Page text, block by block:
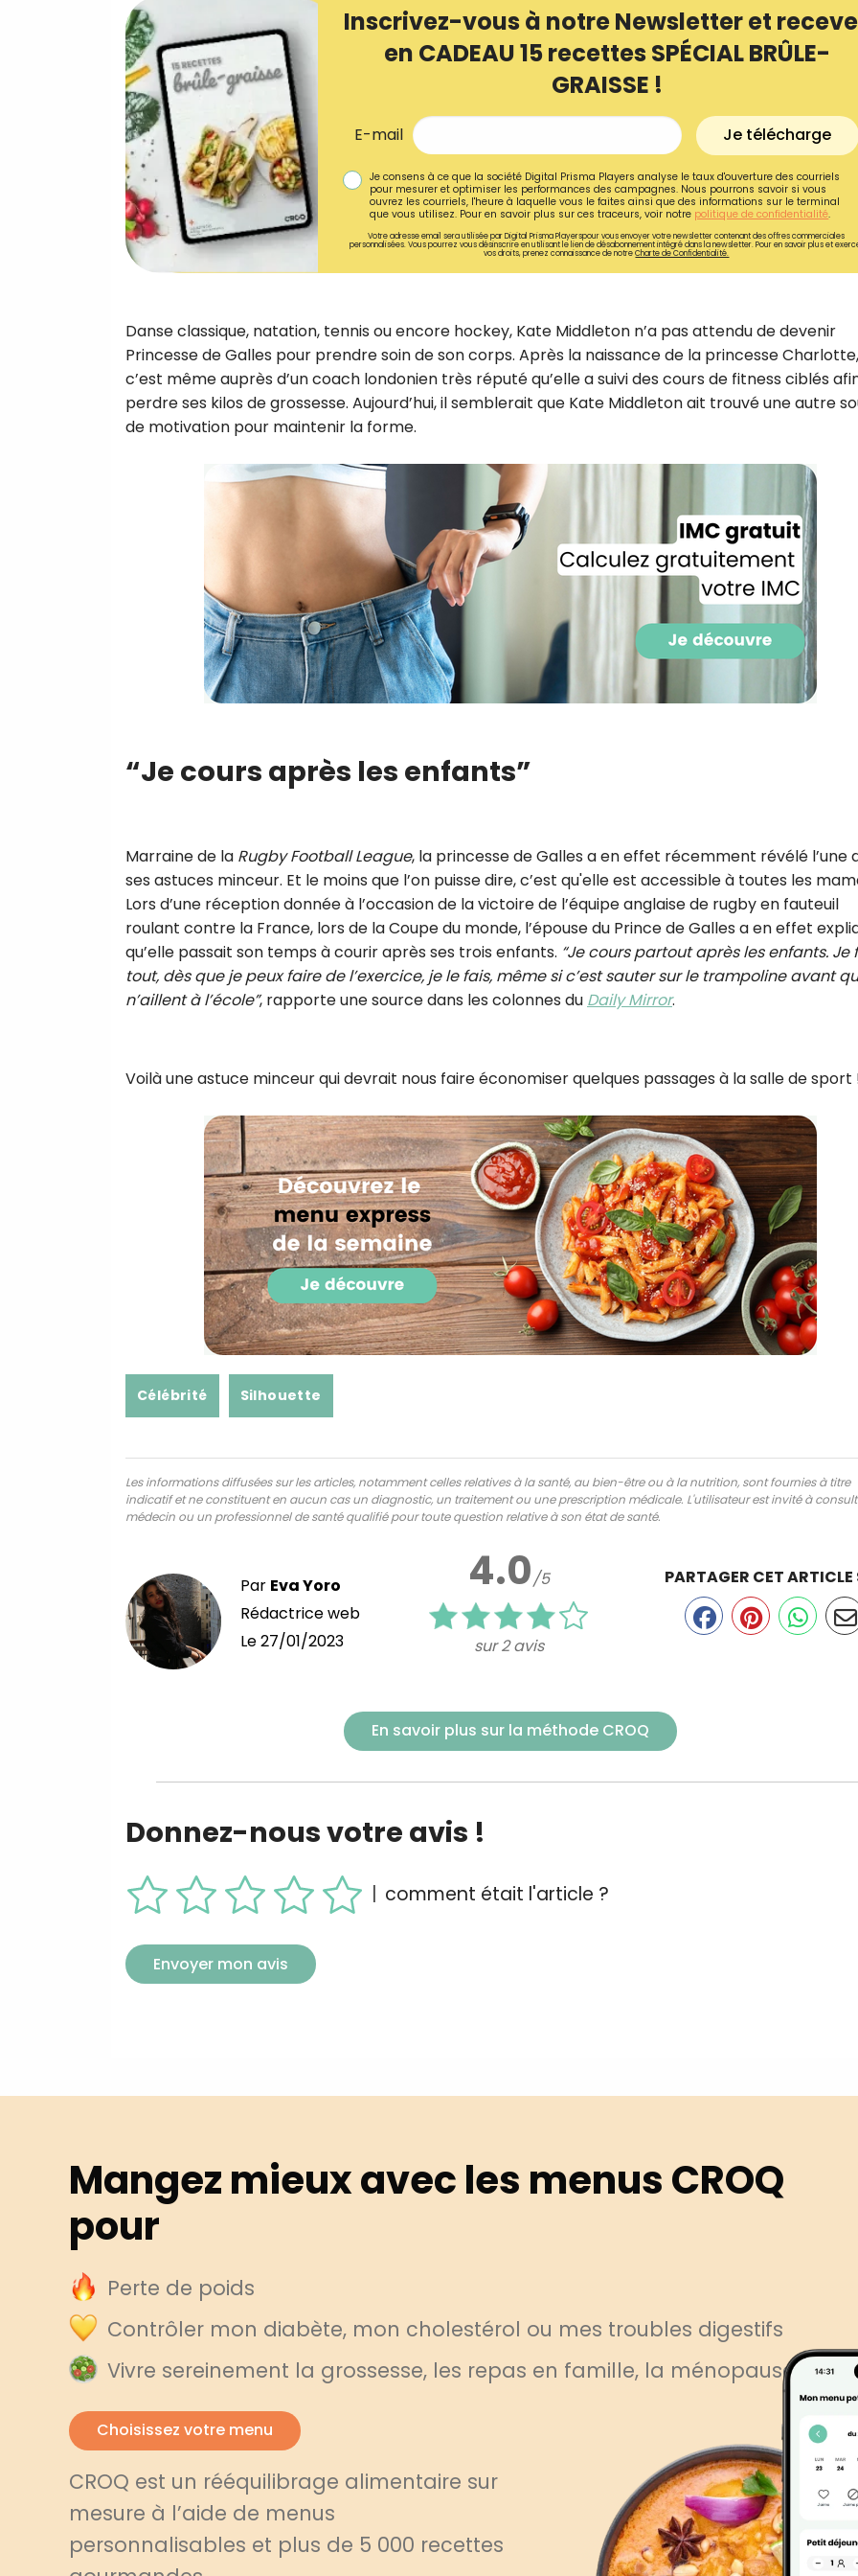
Inscrivez-vous à notre Newsletter et
en CADEAU 15 recettes SPÉCIAL BRÛLE-
GRAISSE !
E-mail Je télécharge
Je consens à ce que la société Digital Prisma Players analyse le taux d'ouverture des courriels
pour mesurer et optimiser les performances des campagnes. Nous pourrons savoir si vous
ouvrez les courriels, l'heure à laquelle vous le faites ainsi que des informations sur le terminal
que vous utilisez. Pour en savoir plus sur ces traceurs, voir notre politique de confidentialité.
Votre adresse email sera utilisée par Digital Prisma Playerspour vous envoyer votre newsletter contenant des offres commerciales
personnalisées. Vous pourrez vous désinscrire en utilisant le lien de désabonnement intégré dans la newsletter. Pour en savoir plus et
vos droits, prenez connaissance de notreCharte de Confidentialité.
Danse classique, natation, tennis ou encore hockey, Kate Middleton n’a pas attendu de devenir
Princesse de Galles pour prendre soin de son corps. Après la naissance de la princesse Charlotte,
c’est même auprès d’un coach londonien très réputé qu’elle a suivi des cours de fitness ciblés
perdre ses kilos de grossesse. Aujourd’hui, il semblerait que Kate Middleton ait trouvé une autre
de motivation pour maintenir la forme.
“Je cours après les enfants”
Marraine de la Rugby Football League, la princesse de Galles a en effet récemment révélé l’une
ses astuces minceur. Et le moins que l’on puisse dire, c’est qu'elle est accessible à toutes les
Lors d’une réception donnée à l’occasion de la victoire de l’équipe anglaise de rugby en fauteuil
roulant contre la France, lors de la Coupe du monde, l’épouse du Prince de Galles a en effet
qu’elle passait son temps à courir après ses trois enfants. “Je cours partout après les enfants. Je
tout, dès que je peux faire de l’exercice, je le fais, même si c’est sauter sur le trampoline avant
n’aillent à l’école”, rapporte une source dans les colonnes du Daily Mirror.
Voilà une astuce minceur qui devrait nous faire économiser quelques passages à la salle de sport
Célébrité Silhouette
Les informations diffusées sur les articles, notamment celles relatives à la santé, au bien-être ou à la nutrition, sont fournies à titre
indicatif et ne constituent en aucun cas un diagnostic, un traitement ou une prescription médicale. L'utilisateur est invité à
médecin ou un professionnel de santé qualifié pour toute question relative à son état de santé.
Par Eva Yoro
Rédactrice web
Le27/01/2023
4.0/5
sur 2 avis
PARTAGER CET ARTICLE
En savoir plus sur la méthode CROQ
Donnez-nous votre avis !
comment était l'article ?
Envoyer mon avis
Mangez mieux avec les menus CROQ
pour
Perte de poids
Contrôler mon diabète, mon cholestérol ou mes troubles digestifs
Vivre sereinement la grossesse, les repas en famille, la ménopause
Choisissez votre menu
CROQ est un rééquilibrage alimentaire sur
mesure à l’aide de menus
personnalisables et plus de 5 000 recettes
Ainsi que la newsletter
CROQ.
Je consens à ce que la société
Prisma Players analyse le taux
des courriels pour mesurer et
des informations sur le terminal que
utilisez. Pour en savoir plus sur ces
Je reçois mon cadeau !
Votre adresse email sera utilisée par Digital Prisma
envoyer votre newsletter contenant des offres
personnalisées. Vous pourrez vous désinscrire en
désabonnement intégré dans la newsletter. Pour en
exercer vos droits, prenez connaissance de notre
Confidentialité.